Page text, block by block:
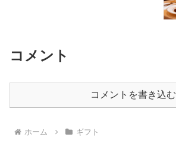
コメント
コメントを書き込む
ホーム ギフト